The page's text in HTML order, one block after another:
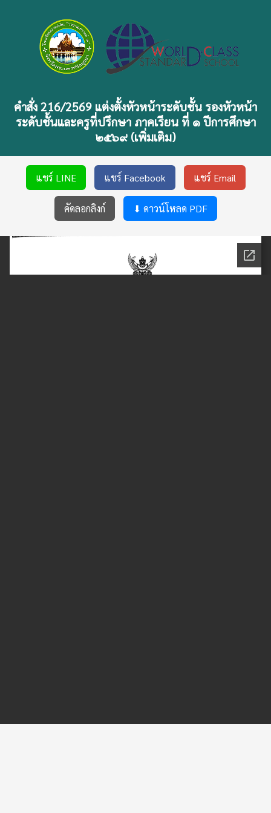
คำสั่ง 216/2569 แต่งตั้งหัวหน้าระดับชั้น รองหัวหน้า
ระดับชั้นและครูที่ปรึกษา ภาคเรียน ที่ ๑ ปีการศึกษา
๒๕๖๙ (เพิ่มเติม)
แชร์ LINE แชร์ Facebook แชร์ Email
คัดลอกลิงก์ ⬇ ดาวน์โหลด PDF